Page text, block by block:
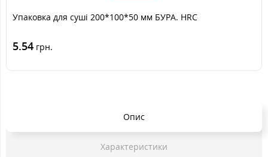
Упаковка для суші 200*100*50 мм БУРА. HRC
5.54 грн.
Опис
Характеристики